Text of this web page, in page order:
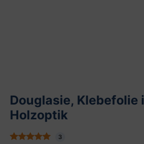
Douglasie, Klebefolie
Holzoptik
3